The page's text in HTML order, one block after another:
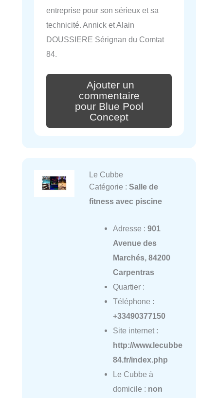
entreprise pour son sérieux et sa
technicité. Annick et Alain
DOUSSIERE Sérignan du Comtat
84.
Ajouter un
commentaire
pour Blue Pool
Concept
Le Cubbe
Catégorie : Salle de
fitness avec piscine
Adresse : 901
Avenue des
Marchés, 84200
Carpentras
Quartier :
Téléphone :
+33490377150
Site internet :
http://www.lecubbe
84.fr/index.php
Le Cubbe à
domicile : non